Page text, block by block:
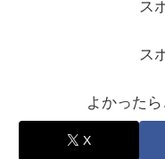
ス
ス
よかった
X